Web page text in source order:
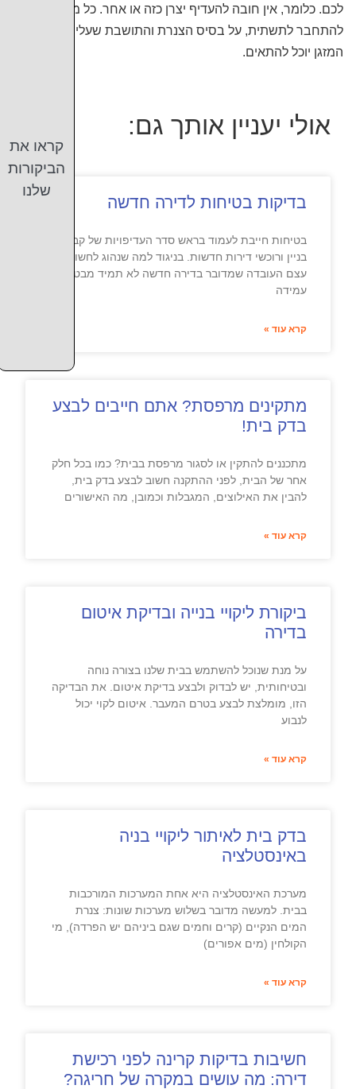
לכם. כלומר, אין חובה להעדיף יצרן כזה או אחר. כל מזגן שיכול
להתחבר לתשתית, על בסיס הצנרת והתושבת שעליה מותקן
המזגן יוכל להתאים.
אולי יעניין אותך גם:
בדיקות בטיחות לדירה חדשה
בטיחות חייבת לעמוד בראש סדר העדיפויות של קבלני
בניין ורוכשי דירות חדשות. בניגוד למה שנהוג לחשוב,
עצם העובדה שמדובר בדירה חדשה לא תמיד מבטיחה
עמידה
קרא עוד »
מתקינים מרפסת? אתם חייבים לבצע
בדק בית!
מתכננים להתקין או לסגור מרפסת בבית? כמו בכל חלק
אחר של הבית, לפני ההתקנה חשוב לבצע בדק בית,
להבין את האילוצים, המגבלות וכמובן, מה האישורים
קרא עוד »
ביקורת ליקויי בנייה ובדיקת איטום
בדירה
על מנת שנוכל להשתמש בבית שלנו בצורה נוחה
ובטיחותית, יש לבדוק ולבצע בדיקת איטום. את הבדיקה
הזו, מומלצת לבצע בטרם המעבר. איטום לקוי יכול
לנבוע
קרא עוד »
בדק בית לאיתור ליקויי בניה
באינסטלציה
מערכת האינסטלציה היא אחת המערכות המורכבות
בבית. למעשה מדובר בשלוש מערכות שונות: צנרת
המים הנקיים (קרים וחמים שגם ביניהם יש הפרדה), מי
הקולחין (מים אפורים)
קרא עוד »
חשיבות בדיקות קרינה לפני רכישת
דירה: מה עושים במקרה של חריגה?
קראו את
הביקורות
שלנו